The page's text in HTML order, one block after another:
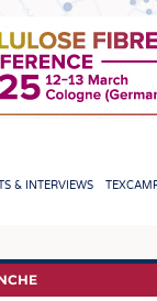
& INTERVIEWS